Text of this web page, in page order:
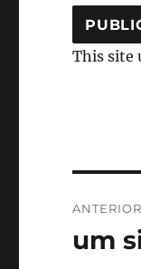
This site
de
ANTERIOR
Artigo
um